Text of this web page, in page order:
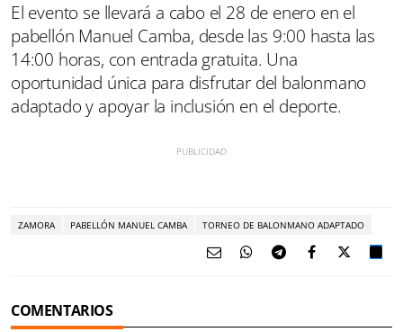
El evento se llevará a cabo el 28 de enero en el
pabellón Manuel Camba, desde las 9:00 hasta las
14:00 horas, con entrada gratuita. Una
oportunidad única para disfrutar del balonmano
adaptado y apoyar la inclusión en el deporte.
ZAMORA PABELLÓN MANUEL CAMBA TORNEO DE BALONMANO ADAPTADO
COMENTARIOS